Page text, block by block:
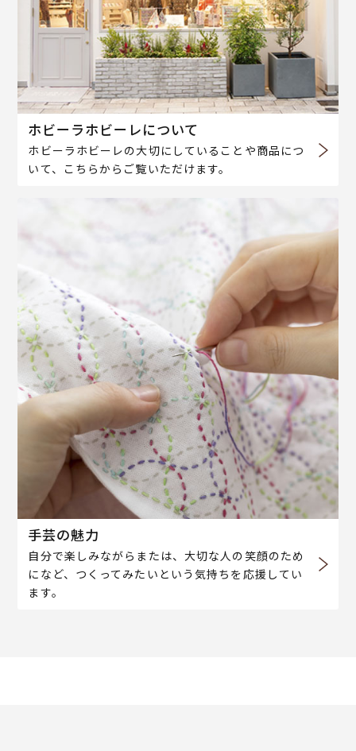
ホビーラホビーレについて
ホビーラホビーレの大切にしていることや商品につ
いて、こちらからご覧いただけます。
手芸の魅力
自分で楽しみながらまたは、大切な人の笑顔のため
になど、つくってみたいという気持ちを応援してい
ます。